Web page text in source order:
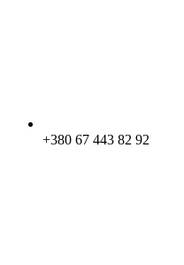
+380 67 443 82 92